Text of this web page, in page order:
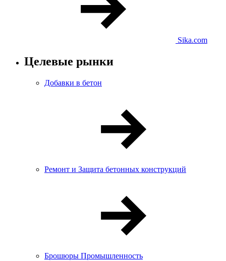
Sika.com
Целевые рынки
Добавки в бетон
Ремонт и Защита бетонных конструкций
Брошюры Промышленность